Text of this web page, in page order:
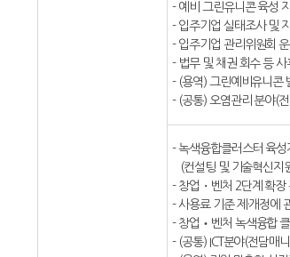
- 예비 그린유니콘 육성
- 입주기업 실태조사 및
- 입주기업 관리위원회
- 법무 및 채권 회수 등
- (용역) 그린예비유니콘
- (공통) 오염관리 분야(
- 녹색융합클러스터 육
(컨설팅 및 기술혁신지
- 창업・벤처 2단계 확장
- 사용료 기준 제·개정에
- 창업‧벤처 녹색융합
- (공통) ICT분야(전담매